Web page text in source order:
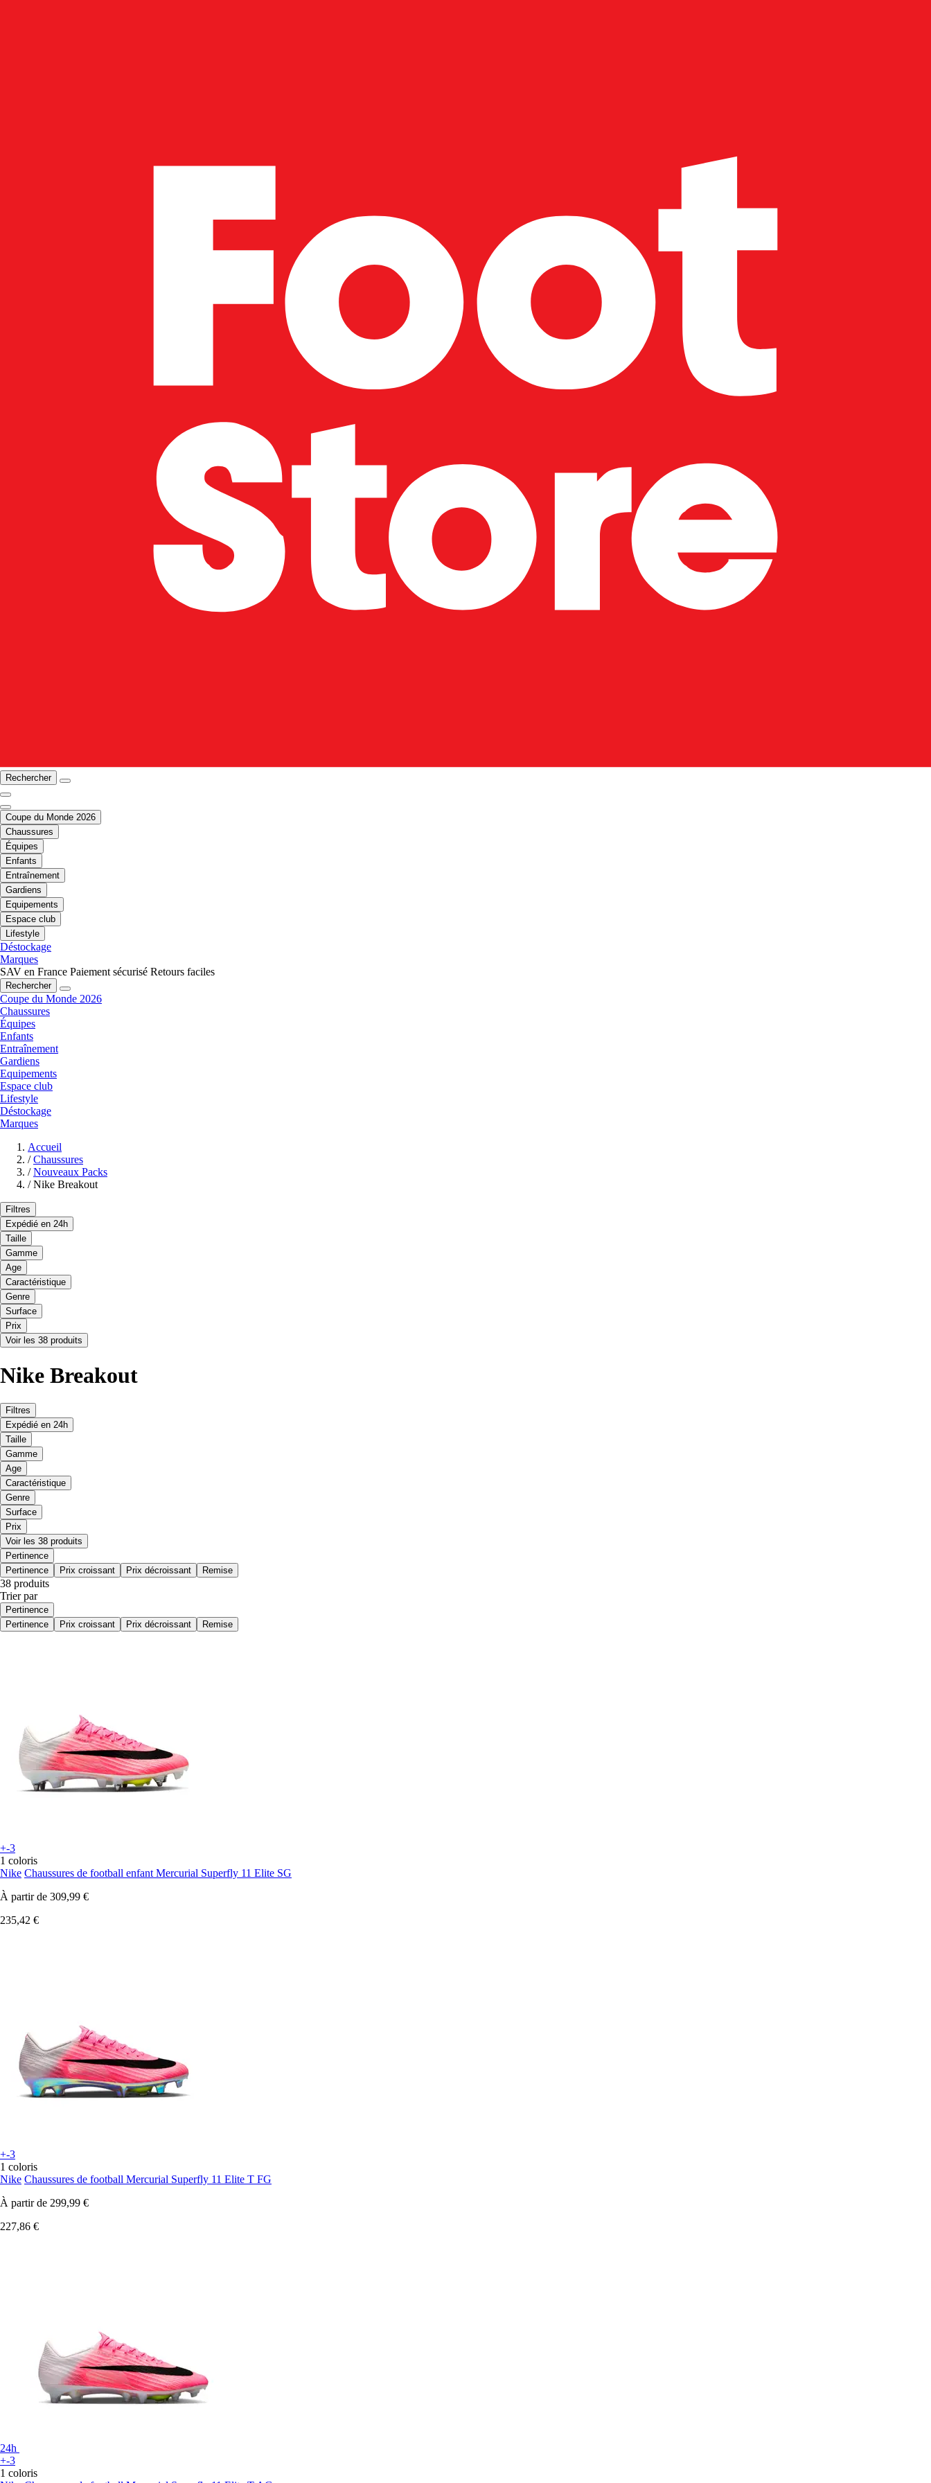
Rechercher
Coupe du Monde 2026
Chaussures
Équipes
Enfants
Entraînement
Gardiens
Equipements
Espace club
Lifestyle
Déstockage
Marques
SAV en France Paiement sécurisé Retours faciles
Rechercher
Coupe du Monde 2026
Chaussures
Équipes
Enfants
Entraînement
Gardiens
Equipements
Espace club
Lifestyle
Déstockage
Marques
Accueil
/ Chaussures
/ Nouveaux Packs
/ Nike Breakout
Filtres
Expédié en 24h
Taille
Gamme
Age
Caractéristique
Genre
Surface
Prix
Voir les 38 produits
Nike Breakout
Filtres
Expédié en 24h
Taille
Gamme
Age
Caractéristique
Genre
Surface
Prix
Voir les 38 produits
Pertinence
Pertinence
Prix croissant Prix décroissant Remise
38 produits
Trier par
Pertinence
Pertinence
Prix croissant Prix décroissant Remise
+-3
1 coloris
Nike Chaussures de football enfant Mercurial Superfly 11 Elite SG
À partir de 309,99 €
235,42 €
+-3
1 coloris
Nike Chaussures de football Mercurial Superfly 11 Elite T FG
À partir de 299,99 €
227,86 €
24h
+-3
1 coloris